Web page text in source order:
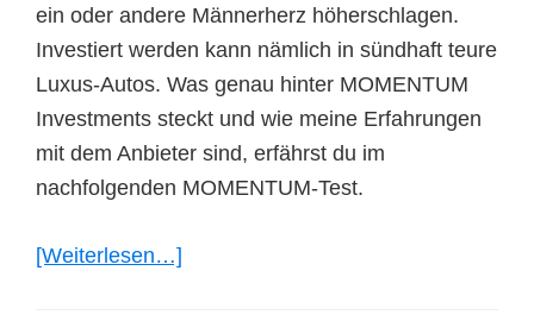
ein oder andere Männerherz höherschlagen.
Investiert werden kann nämlich in sündhaft teure
Luxus-Autos. Was genau hinter MOMENTUM
Investments steckt und wie meine Erfahrungen
mit dem Anbieter sind, erfährst du im
nachfolgenden MOMENTUM-Test.
[Weiterlesen…]